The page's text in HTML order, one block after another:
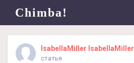
Chimba!
IsabellaMiller IsabellaMiller
статья